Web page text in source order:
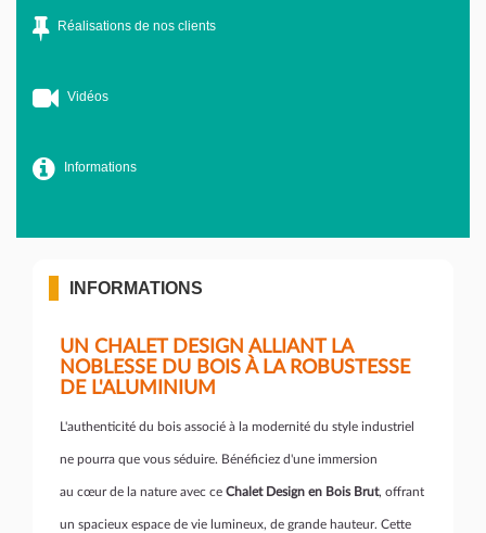
Réalisations de nos clients
Vidéos
Informations
INFORMATIONS
UN CHALET DESIGN ALLIANT LA
NOBLESSE DU BOIS À LA ROBUSTESSE
DE L'ALUMINIUM
L'authenticité du bois associé à la modernité du style industriel
ne pourra que vous séduire. Bénéficiez d'une immersion
au cœurde la nature avec ce Chalet Design en Bois Brut, offrant
un spacieux espace de vie lumineux, de grande hauteur. Cette